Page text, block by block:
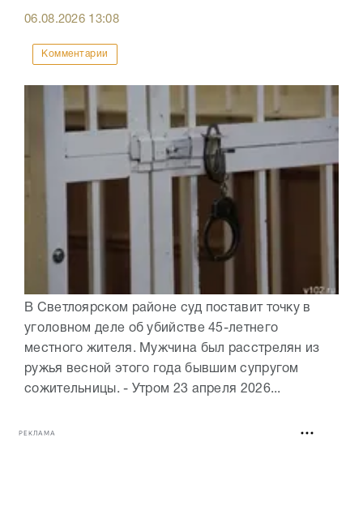
06.08.2026 13:08
Комментарии
В Светлоярском районе суд поставит точку в
уголовном деле об убийстве 45-летнего
местного жителя. Мужчина был расстрелян из
ружья весной этого года бывшим супругом
сожительницы. - Утром 23 апреля 2026...
РЕКЛАМА